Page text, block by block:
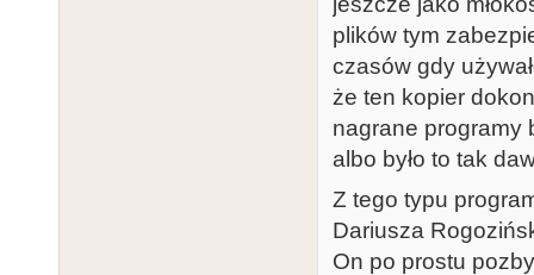
plików tym
czasów gdy
że ten kopier
nagrane programy
albo było to tak
Z tego typu
Dariusza
On po prostu